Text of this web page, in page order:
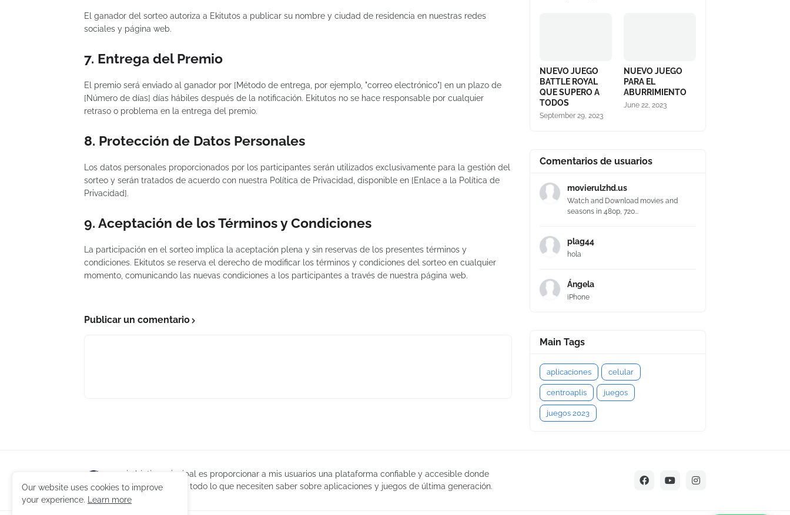
El ganador del sorteo autoriza a Ekitutos a publicar su nombre y ciudad de residencia en nuestras redes
sociales y página web.
7. Entrega del Premio
El premio será enviado al ganador por [Método de entrega, por ejemplo, "correo electrónico"] en un plazo de
[Número de días] días hábiles después de la notificación. Ekitutos no se hace responsable por cualquier
retraso o problema en la entrega del premio.
8. Protección de Datos Personales
Los datos personales proporcionados por los participantes serán utilizados exclusivamente para la gestión del
sorteo y serán tratados de acuerdo con nuestra Política de Privacidad, disponible en [Enlace a la Política de
Privacidad].
9. Aceptación de los Términos y Condiciones
La participación en el sorteo implica la aceptación plena y sin reservas de los presentes términos y
condiciones. Ekitutos se reserva el derecho de modificar los términos y condiciones del sorteo en cualquier
momento, comunicando las nuevas condiciones a los participantes a través de nuestra página web.
Publicar un comentario
NUEVO JUEGO
BATTLE ROYAL
QUE SUPERO A
TODOS
September 29, 2023
NUEVO JUEGO
PARA EL
ABURRIMIENTO
June 22, 2023
Comentarios de usuarios
movierulzhd.us
Watch and Download movies and
seasons in 480p, 720...
plag44
hola
Ángela
iPhone
Main Tags
aplicaciones celular
centroaplis juegos
juegos 2023
mi objetivo principal es proporcionar a mis usuarios una plataforma confiable y accesible donde
puedan encontrar todo lo que necesiten saber sobre aplicaciones y juegos de última generación.
Our website uses cookies to improve
your experience.
Learn more